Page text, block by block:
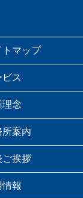
トマップ
ス
理念
所案内
ご挨拶
報